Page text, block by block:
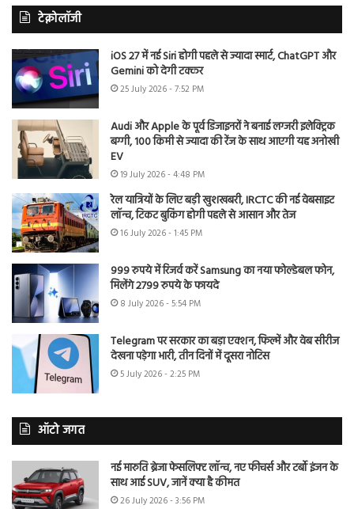
टेक्नोलॉजी
iOS 27 में नई Siri होगी पहले से ज्यादा स्मार्ट, ChatGPT और
Gemini को देगी टक्कर
25 July 2026 - 7:52 PM
Audi और Apple के पूर्व डिजाइनरों ने बनाई लग्जरी इलेक्ट्रिक
बग्गी, 100 किमी से ज्यादा की रेंज के साथ आएगी यह अनोखी
EV
19 July 2026 - 4:48 PM
रेल यात्रियों के लिए बड़ी खुशखबरी, IRCTC की नई वेबसाइट
लॉन्च, टिकट बुकिंग होगी पहले से आसान और तेज
16 July 2026 - 1:45 PM
999 रुपये में रिजर्व करें Samsung का नया फोल्डेबल फोन,
मिलेंगे 2799 रुपये के फायदे
8 July 2026 - 5:54 PM
Telegram पर सरकार का बड़ा एक्शन, फिल्में और वेब सीरीज
देखना पड़ेगा भारी, तीन दिनों में दूसरा नोटिस
5 July 2026 - 2:25 PM
ऑटो जगत
नई मारुति ब्रेजा फेसलिफ्ट लॉन्च, नए फीचर्स और टर्बो इंजन के
साथ आई SUV, जानें क्या है कीमत
26 July 2026 - 3:56 PM